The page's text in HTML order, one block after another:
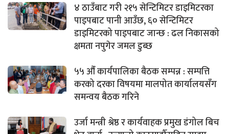
४ ठाउँबाट गरी २१५ सेन्टिमिटर डाइमिटरका
पाइपबाट पानी आउँछ, ६० सेन्टिमिटर
डाइमिटरको पाइपबाट जान्छ : ढल निकासको
क्षमता नपुगेर जमल डुब्छ
५५ औँ कार्यपालिका बैठक सम्पन्न : सम्पत्ति
करको दरका विषयमा मालपोत कार्यालयसँग
समन्वय बैठक गरिने
उर्जा मन्त्री श्रेष्ठ र कार्यवाहक प्रमुख डंगोल बिच